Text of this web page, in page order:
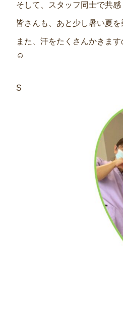
そして、スタッフ同士で共
皆さんも、あと少し暑い夏
また、汗をたくさんかきま
☺︎
ス
S